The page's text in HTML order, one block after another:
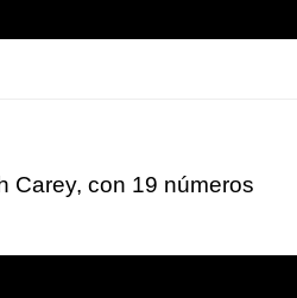
Carey, con 19 números